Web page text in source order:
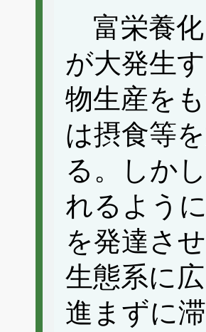
富栄養化
が大発生
物生産を
は摂食等
る。しか
れるよう
を発達さ
生態系に
進まずに